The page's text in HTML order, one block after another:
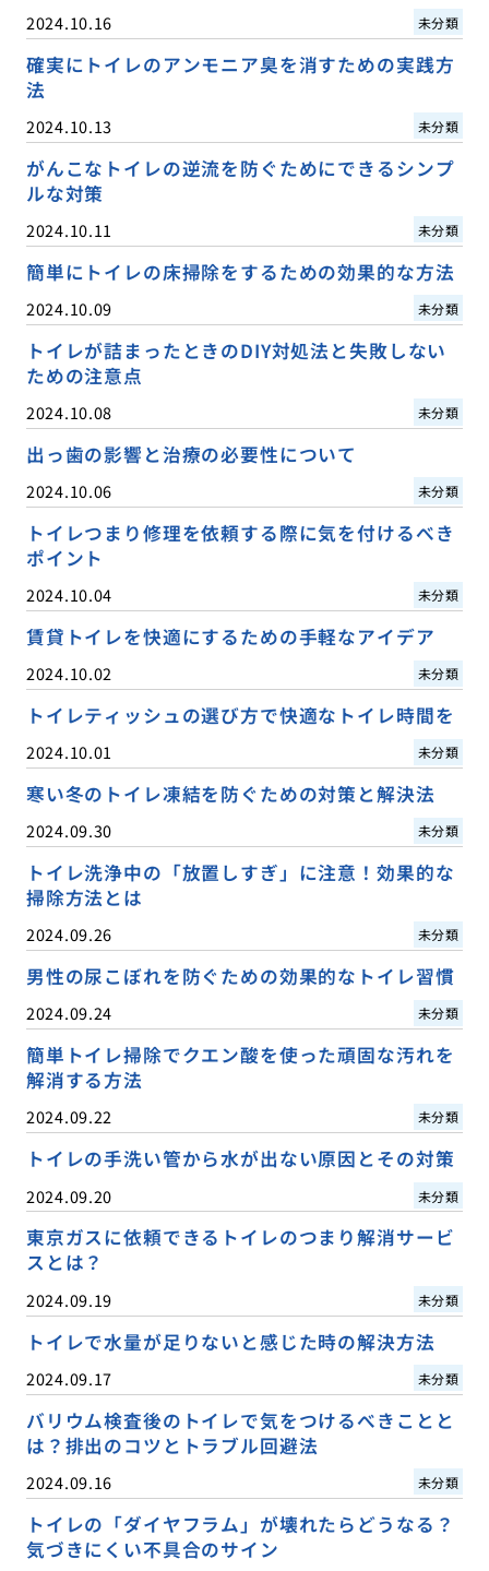
2024.10.16 未分類
確実にトイレのアンモニア臭を消すための実践方
法
2024.10.13 未分類
がんこなトイレの逆流を防ぐためにできるシンプ
ルな対策
2024.10.11 未分類
簡単にトイレの床掃除をするための効果的な方法
2024.10.09 未分類
トイレが詰まったときのDIY対処法と失敗しない
ための注意点
2024.10.08 未分類
出っ歯の影響と治療の必要性について
2024.10.06 未分類
トイレつまり修理を依頼する際に気を付けるべき
ポイント
2024.10.04 未分類
賃貸トイレを快適にするための手軽なアイデア
2024.10.02 未分類
トイレティッシュの選び方で快適なトイレ時間を
2024.10.01 未分類
寒い冬のトイレ凍結を防ぐための対策と解決法
2024.09.30 未分類
トイレ洗浄中の「放置しすぎ」に注意！効果的な
掃除方法とは
2024.09.26 未分類
男性の尿こぼれを防ぐための効果的なトイレ習慣
2024.09.24 未分類
簡単トイレ掃除でクエン酸を使った頑固な汚れを
解消する方法
2024.09.22 未分類
トイレの手洗い管から水が出ない原因とその対策
2024.09.20 未分類
東京ガスに依頼できるトイレのつまり解消サービ
スとは？
2024.09.19 未分類
トイレで水量が足りないと感じた時の解決方法
2024.09.17 未分類
バリウム検査後のトイレで気をつけるべきことと
は？排出のコツとトラブル回避法
2024.09.16 未分類
トイレの「ダイヤフラム」が壊れたらどうなる？
気づきにくい不具合のサイン